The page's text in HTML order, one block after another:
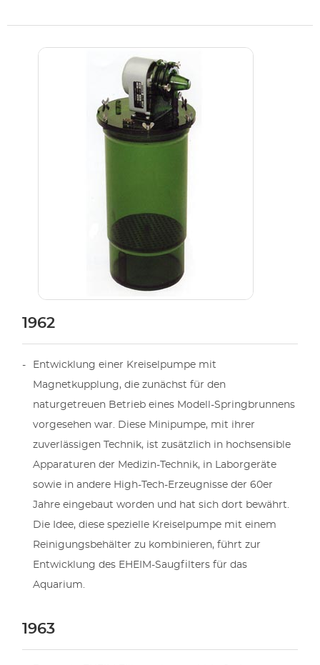
1962
Entwicklung einer Kreiselpumpe mit
Magnetkupplung, die zunächst für den
naturgetreuen Betrieb eines Modell-Springbrunnens
vorgesehen war. Diese Minipumpe, mit ihrer
zuverlässigen Technik, ist zusätzlich in hochsensible
Apparaturen der Medizin-Technik, in Laborgeräte
sowie in andere High-Tech-Erzeugnisse der 60er
Jahre eingebaut worden und hat sich dort bewährt.
Die Idee, diese spezielle Kreiselpumpe mit einem
Reinigungsbehälter zu kombinieren, führt zur
Entwicklung des EHEIM-Saugfilters für das
Aquarium.
1963